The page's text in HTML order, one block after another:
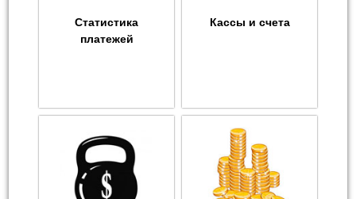
Статистика
платежей
Кассы и счета